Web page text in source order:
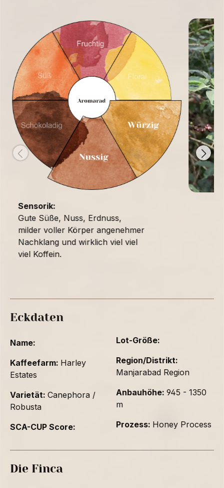
Sensorik:
Gute Süße, Nuss, Erdnuss,
milder voller Körper angenehmer
Nachklang und wirklich viel viel
viel Koffein.
Eckdaten
Name:
Kaffeefarm: Harley
Estates
Varietät: Canephora /
Robusta
SCA-CUP Score:
Lot-Größe:
Region/Distrikt:
Manjarabad Region
Anbauhöhe: 945 - 1350
m
Prozess: Honey Process
Die Finca